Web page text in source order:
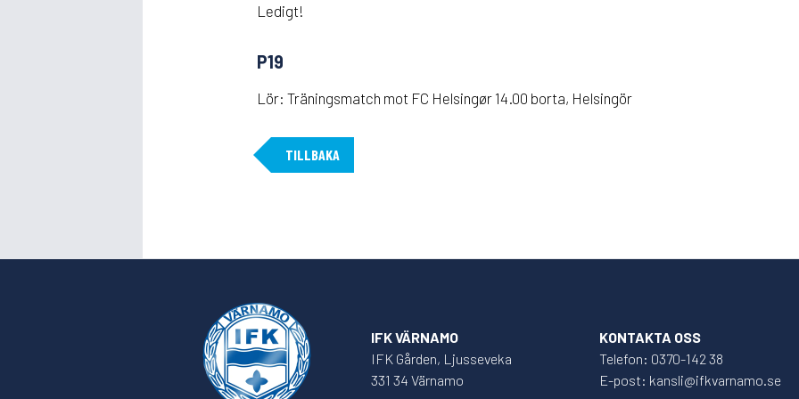
Ledigt!
P19
Lör: Träningsmatch mot FC Helsingør 14.00 borta, Helsingör
TILLBAKA
IFK VÄRNAMO
IFK Gården, Ljusseveka
331 34 Värnamo
KONTAKTA OSS
Telefon: 0370-142 38
E-post: kansli@ifkvarnamo.se